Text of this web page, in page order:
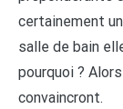
certainement
salle de bain
pourquoi ?
convaincront.